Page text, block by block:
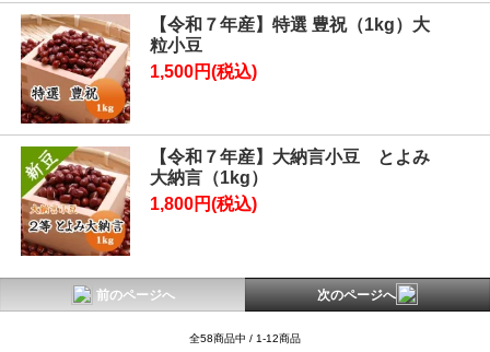
【令和７年産】特選 豊祝（1kg）大
粒小豆
1,500円(税込)
【令和７年産】大納言小豆 とよみ
大納言（1kg）
1,800円(税込)
前のページへ 次のページへ
全58商品中 / 1-12商品